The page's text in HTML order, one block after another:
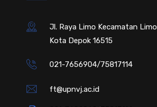
Jl. Raya Limo Kecamatan Limo
Kota Depok 16515
021-7656904/75817114
ft@upnvj.ac.id